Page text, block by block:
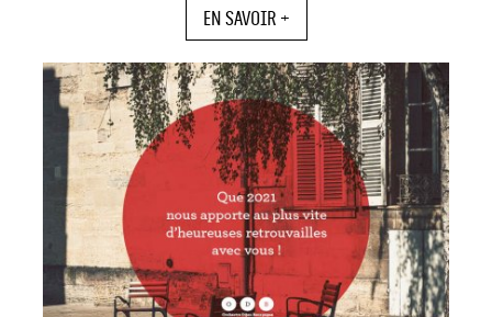
EN SAVOIR +